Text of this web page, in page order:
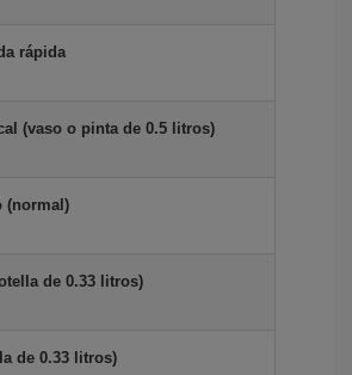
rápida
(vaso o pinta de 0.5 litros)
(normal)
de 0.33 litros)
de 0.33 litros)